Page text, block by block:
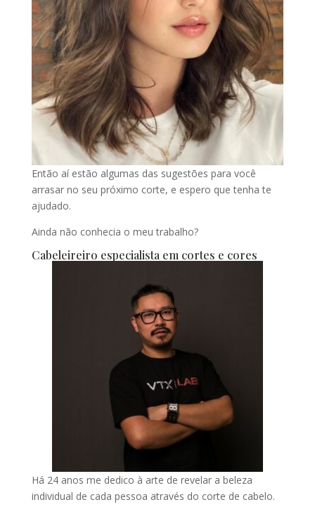
Então aí estão algumas das sugestões para você
arrasar no seu próximo corte, e espero que tenha te
ajudado.
Ainda não conhecia o meu trabalho?
Cabeleireiro especialista em cortes e cores
Há 24 anos me dedico à arte de revelar a beleza
individual de cada pessoa através do corte de cabelo.